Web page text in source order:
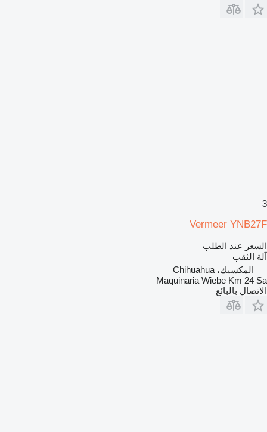
3
Vermeer YNB27F
السعر عند الطلب
آلة الثقب
المكسيك، Chihuahua
Maquinaria Wiebe Km 24 Sa
الاتصال بالبائع